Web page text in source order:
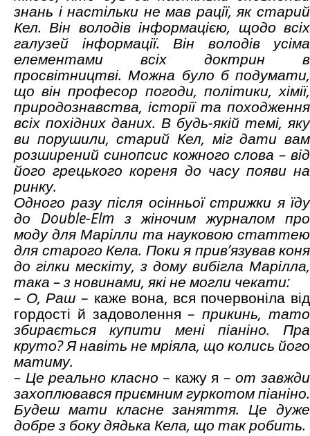
знань і настільки не мав рації, як старий
Кел. Він володів інформацією, щодо всіх
галузей інформації. Він володів усіма
елементами всіх доктрин в
просвітництві. Можна було б подумати,
що він професор погоди, політики, хімії,
природознавства, історії та походження
всіх похідних даних. В будь-якій темі, яку
ви порушили, старий Кел, міг дати вам
розширений синопсис кожного слова – від
його грецького кореня до часу появи на
ринку.
Одного разу після осінньої стрижки я їду
до Double-Elm з жіночим журналом про
моду для Марілли та науковою статтею
для старого Кела. Поки я прив’язував коня
до гілки мескіту, з дому вибігла Марілла,
така – з новинами, які не могли чекати:
– О, Раш – каже вона, вся почервоніла від
гордості й задоволення – прикинь, тато
збирається купити мені піаніно. Пра
круто? Я навіть не мріяла, що колись його
матиму.
– Це реально класно– кажу я – от завжди
захоплювався приємним гуркотом піаніно.
Будеш мати класне заняття. Це дуже
добре з боку дядька Кела, що так робить.